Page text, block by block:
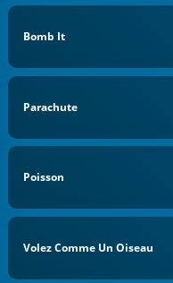
Bomb It
Parachute
Poisson
Volez Comme Un Oiseau